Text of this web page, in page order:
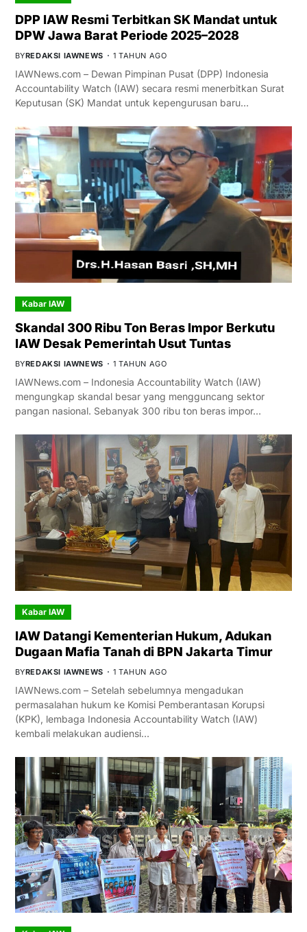
DPP IAW Resmi Terbitkan SK Mandat untuk
DPW Jawa Barat Periode 2025–2028
BYREDAKSI IAWNEWS 1 TAHUN AGO
IAWNews.com – Dewan Pimpinan Pusat (DPP) Indonesia
Accountability Watch (IAW) secara resmi menerbitkan Surat
Keputusan (SK) Mandat untuk kepengurusan baru…
Kabar IAW
Skandal 300 Ribu Ton Beras Impor Berkutu
IAW Desak Pemerintah Usut Tuntas
BYREDAKSI IAWNEWS 1 TAHUN AGO
IAWNews.com – Indonesia Accountability Watch (IAW)
mengungkap skandal besar yang mengguncang sektor
pangan nasional. Sebanyak 300 ribu ton beras impor…
Kabar IAW
IAW Datangi Kementerian Hukum, Adukan
Dugaan Mafia Tanah di BPN Jakarta Timur
BYREDAKSI IAWNEWS 1 TAHUN AGO
IAWNews.com – Setelah sebelumnya mengadukan
permasalahan hukum ke Komisi Pemberantasan Korupsi
(KPK), lembaga Indonesia Accountability Watch (IAW)
kembali melakukan audiensi…